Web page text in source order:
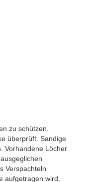
zu schützen.
überprüft. Sandige
Vorhandene Löcher
Verspachteln
aufgetragen wird,